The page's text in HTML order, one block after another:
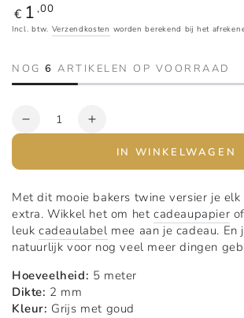
Reguliere
prijs
€ 1 ,00
Incl. btw. Verzendkosten worden berekend bij het
NOG 6 ARTIKELEN OP VOORRAAD
Aantal
Verlaag
Bakers
Twine
|
Grijs-
goud
|
5
m
Verhoog
aantal
Bakers
Twine
|
Grijs-
goud
|
m
IN WINKELWAGEN
Met dit mooie bakers twine versier je
extra. Wikkel het om hetcadeaupapier
leuk cadeaulabel mee aan je cadeau.
natuurlijk voor nog veel meer dingen
Hoeveelheid: 5 meter
Dikte: 2 mm
Kleur: Grijs met goud